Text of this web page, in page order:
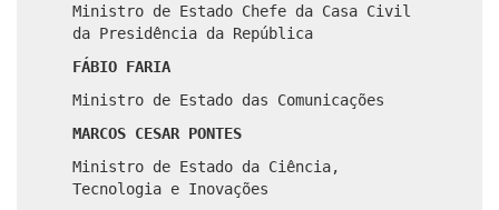
Ministro de Estado Chefe da Casa Civil
da Presidência da República
FÁBIO FARIA
Ministro de Estado das Comunicações
MARCOS CESAR PONTES
Ministro de Estado da Ciência,
Tecnologia e Inovações